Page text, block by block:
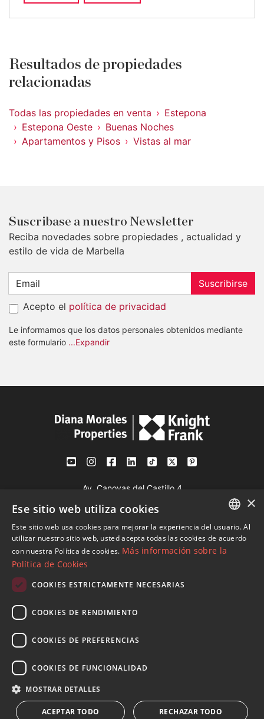
Resultados de propiedades
relacionadas
Todas las propiedades en venta
Estepona
Estepona Oeste
Buenas Noches
Apartamentos y Pisos
Vistas al mar
Suscribase a nuestro Newsletter
Reciba novedades sobre propiedades , actualidad y
estilo de vida de Marbella
Suscribirse
Acepto el política de privacidad
Le informamos que los datos personales obtenidos mediante
este formulario ...Expandir
Av. Canovas del Castillo 4
29601 Marbella
Ver en mapa
Mob:+34 601 636 766
info@dmproperties.com
© Copyright 1989 - 2026 Diana Morales Properties Knight
Frank ·
Web & SEO
ENGLISH
SPANISH
×
Ese sitio web utiliza cookies
Este sitio web usa cookies para mejorar la experiencia del usuario. Al
utilizar nuestro sitio web, usted acepta todas las cookies de acuerdo
con nuestra Política de cookies. Más información sobre la
Política de Cookies
COOKIES ESTRICTAMENTE NECESARIAS
COOKIES DE RENDIMIENTO
COOKIES DE PREFERENCIAS
COOKIES DE FUNCIONALIDAD
MOSTRAR DETALLES
ACEPTAR TODO RECHAZAR TODO